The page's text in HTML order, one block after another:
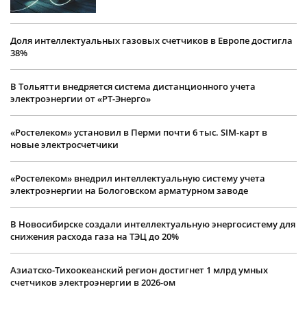
Доля интеллектуальных газовых счетчиков в Европе достигла
38%
В Тольятти внедряется система дистанционного учета
электроэнергии от «РТ-Энерго»
«Ростелеком» установил в Перми почти 6 тыс. SIM-карт в
новые электросчетчики
«Ростелеком» внедрил интеллектуальную систему учета
электроэнергии на Бологовском арматурном заводе
В Новосибирске создали интеллектуальную энергосистему для
снижения расхода газа на ТЭЦ до 20%
Азиатско-Тихоокеанский регион достигнет 1 млрд умных
счетчиков электроэнергии в 2026-ом